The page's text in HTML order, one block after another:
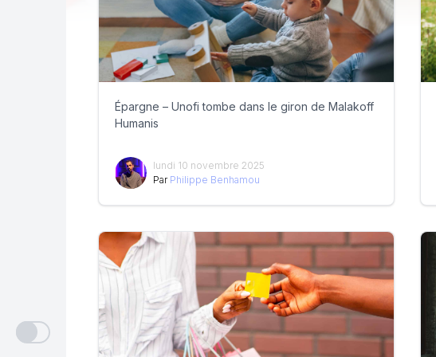
Épargne – Unofi tombe dans le giron de Malakoff
Humanis
lundi 10 novembre 2025
Par Philippe Benhamou